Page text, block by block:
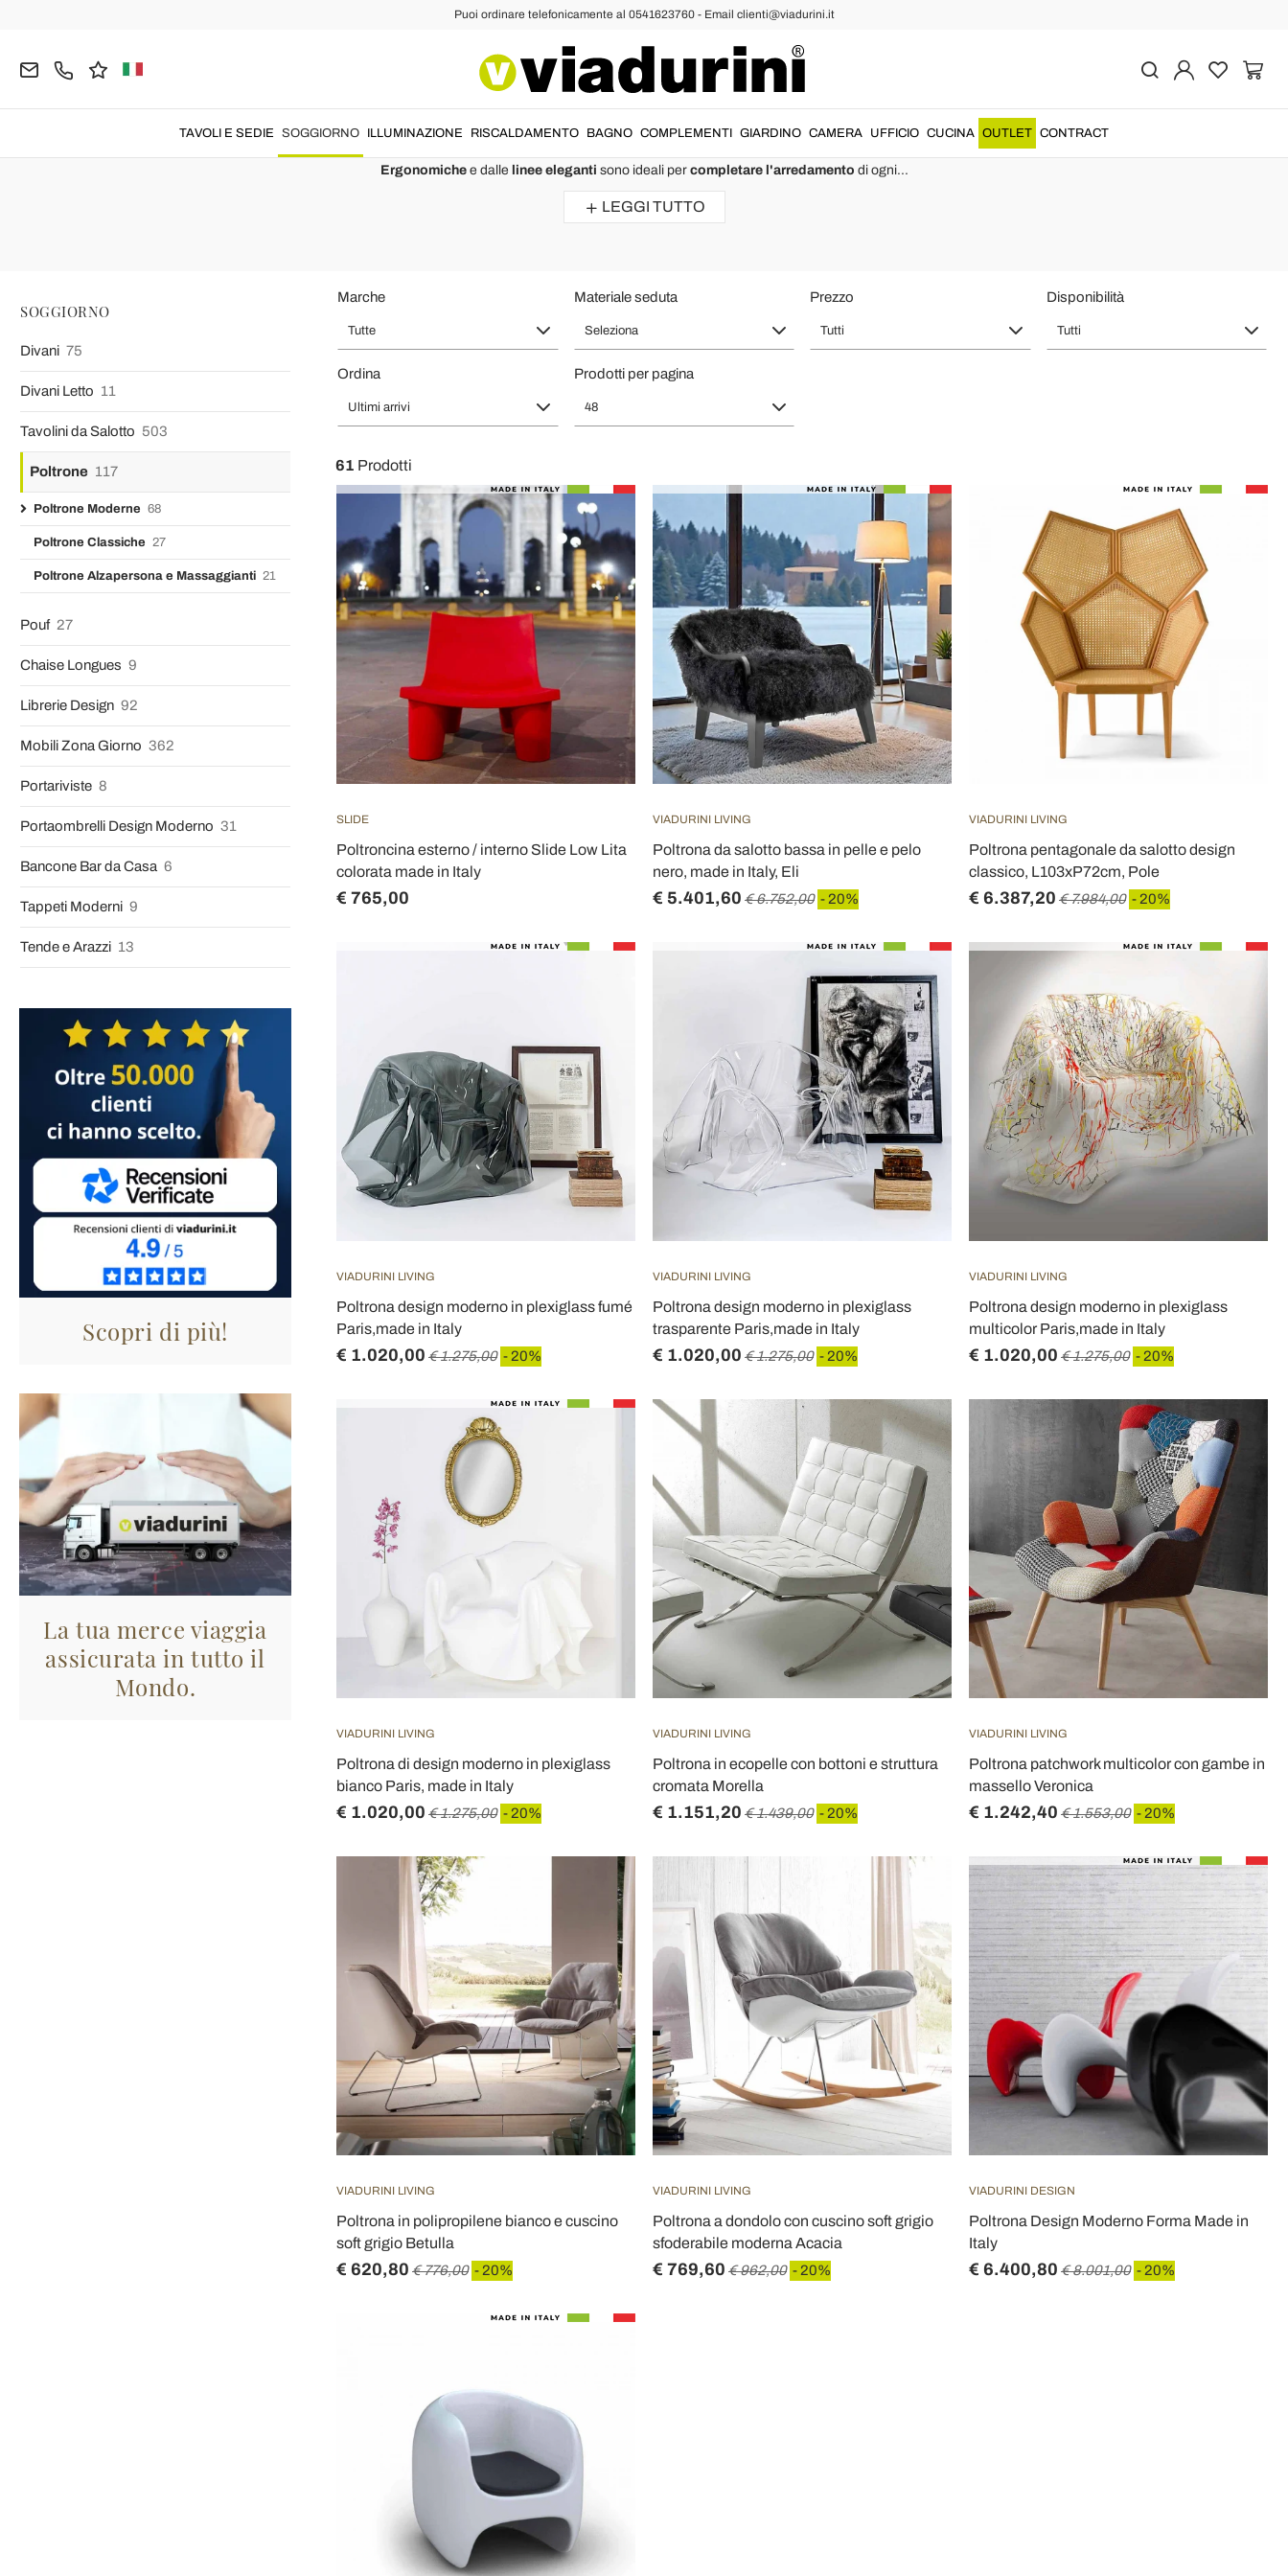
Puoi ordinare telefonicamente al 0541623760 - Email clienti@viadurini.it
TAVOLI E SEDIE SOGGIORNO ILLUMINAZIONE RISCALDAMENTO BAGNO COMPLEMENTI GIARDINO CAMERA UFFICIO CUCINA OUTLET CONTRACT
Poltrone Moderne Design Relax Alta Qualità Made in Italy
This armchair is gorgeous.
. Queste poltrone relax moderne sono state selezionate con criteri elevati per
Ergonomiche e dalle linee eleganti sono ideali per completare l'arredamento di ogni...
LEGGI TUTTO
SOGGIORNO
Divani 75
Divani Letto 11
Tavolini da Salotto 503
Poltrone 117
Poltrone Moderne 68
Poltrone Classiche 27
Poltrone Alzapersona e Massaggianti 21
Pouf 27
Chaise Longues 9
Librerie Design 92
Mobili Zona Giorno 362
Portariviste 8
Portaombrelli Design Moderno 31
Bancone Bar da Casa 6
Tappeti Moderni 9
Tende e Arazzi 13
Scopri di più!
La tua merce viaggia
assicurata in tutto il
Mondo.
Marche
Tutte
Materiale seduta
Seleziona
Prezzo
Tutti
Disponibilità
Tutti
Ordina
Ultimi arrivi
Prodotti per pagina
48
61 Prodotti
SLIDE
Poltroncina esterno / interno Slide Low Lita
colorata made in Italy
€ 765,00
VIADURINI LIVING
Poltrona da salotto bassa in pelle e pelo
nero, made in Italy, Eli
€ 5.401,60 € 6.752,00 - 20%
VIADURINI LIVING
Poltrona pentagonale da salotto design
classico, L103xP72cm, Pole
€ 6.387,20 € 7.984,00 - 20%
VIADURINI LIVING
Poltrona design moderno in plexiglass fumé
Paris,made in Italy
€ 1.020,00 € 1.275,00 - 20%
VIADURINI LIVING
Poltrona design moderno in plexiglass
trasparente Paris,made in Italy
€ 1.020,00 € 1.275,00 - 20%
VIADURINI LIVING
Poltrona design moderno in plexiglass
multicolor Paris,made in Italy
€ 1.020,00 € 1.275,00 - 20%
VIADURINI LIVING
Poltrona di design moderno in plexiglass
bianco Paris, made in Italy
€ 1.020,00 € 1.275,00 - 20%
VIADURINI LIVING
Poltrona in ecopelle con bottoni e struttura
cromata Morella
€ 1.151,20 € 1.439,00 - 20%
VIADURINI LIVING
Poltrona patchwork multicolor con gambe in
massello Veronica
€ 1.242,40 € 1.553,00 - 20%
VIADURINI LIVING
Poltrona in polipropilene bianco e cuscino
soft grigio Betulla
€ 620,80 € 776,00 - 20%
VIADURINI LIVING
Poltrona a dondolo con cuscino soft grigio
sfoderabile moderna Acacia
€ 769,60 € 962,00 - 20%
VIADURINI DESIGN
Poltrona Design Moderno Forma Made in
Italy
€ 6.400,80 € 8.001,00 - 20%